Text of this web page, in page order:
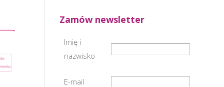
Zamów newsletter
Imię i
nazwisko
E-mail